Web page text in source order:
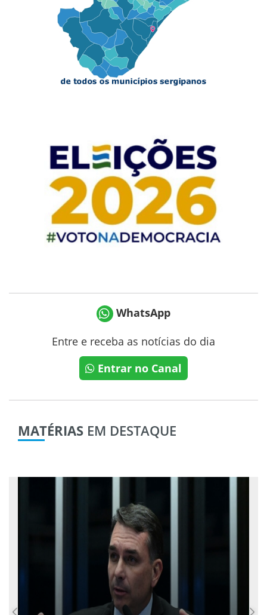
WhatsApp
Entre e receba as notícias do dia
Entrar no Canal
MATÉRIAS EM DESTAQUE